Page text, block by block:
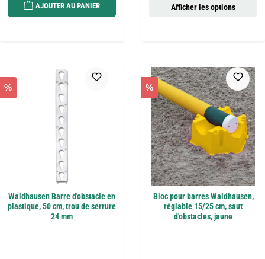
AJOUTER AU PANIER Afficher les options
%
Waldhausen Barre d'obstacle en
plastique, 50 cm, trou de serrure
24 mm
%
Bloc pour barres Waldhausen,
réglable 15/25 cm, saut
d'obstacles, jaune